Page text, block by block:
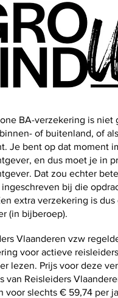
BA-verzekering is niet
of buitenland, of
Je bent op dat moment
en dus moet je in
Dat zou echter
bij die
extra verzekering is
(in bijberoep).
Vlaanderen vzw
voor actieve
lezen. Prijs voor deze
van Reisleiders
voor slechts € 59,74 per